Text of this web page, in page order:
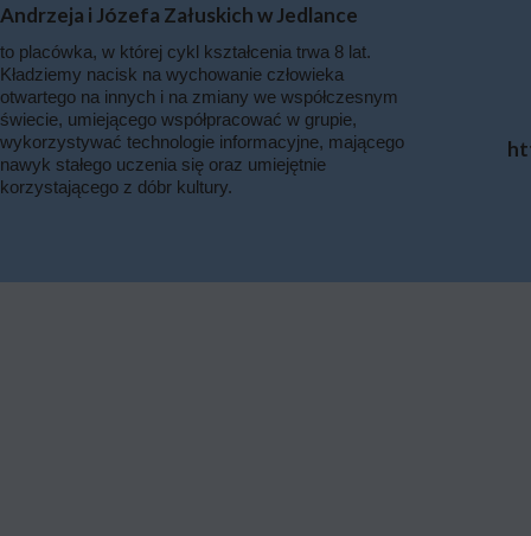
to placówka, w której cykl kształcenia trwa 8 lat.
Kładziemy nacisk na wychowanie człowieka
otwartego na innych i na zmiany we współczesnym
świecie, umiejącego współpracować w grupie,
wykorzystywać technologie informacyjne, mającego
nawyk stałego uczenia się oraz umiejętnie
korzystającego z dóbr kultury.
Andrzeja i Józefa Załuskich w Jedlance